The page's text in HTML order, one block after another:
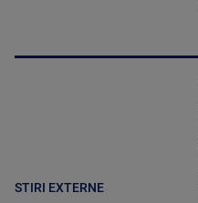
STIRI EXTERNE